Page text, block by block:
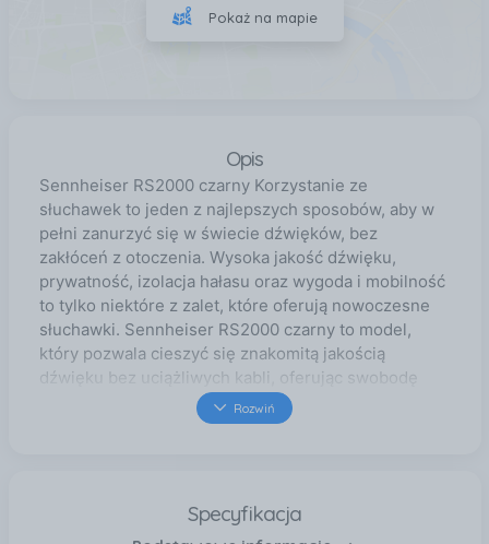
Pokaż na mapie
Opis
Sennheiser RS2000 czarny Korzystanie ze
słuchawek to jeden z najlepszych sposobów, aby w
pełni zanurzyć się w świecie dźwięków, bez
zakłóceń z otoczenia. Wysoka jakość dźwięku,
prywatność, izolacja hałasu oraz wygoda i mobilność
to tylko niektóre z zalet, które oferują nowoczesne
słuchawki. Sennheiser RS2000 czarny to model,
który pozwala cieszyć się znakomitą jakością
dźwięku bez uciążliwych kabli, oferując swobodę
ruchu i komfort noszenia. Bezprzewodowa swoboda
Słuchawki Sennheiser RS2000 czarny to model
się po pomieszczeniu bez konieczności martwienia
Rozwiń
Specyfikacja